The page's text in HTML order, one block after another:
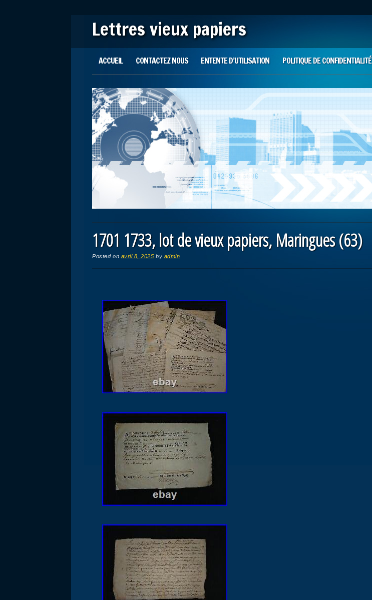
Lettres vieux papiers
Main menu
ACCUEIL CONTACTEZ NOUS ENTENTE D’UTILISATION POLITIQUE DE CONFIDENTIALITÉ
1701 1733, lot de vieux papiers, Maringues (63)
Posted on avril 8, 2025 by admin